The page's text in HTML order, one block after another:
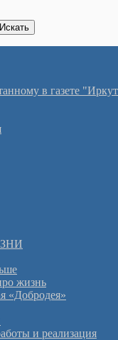
в газете
жизнь
«Добродея»
и реализация